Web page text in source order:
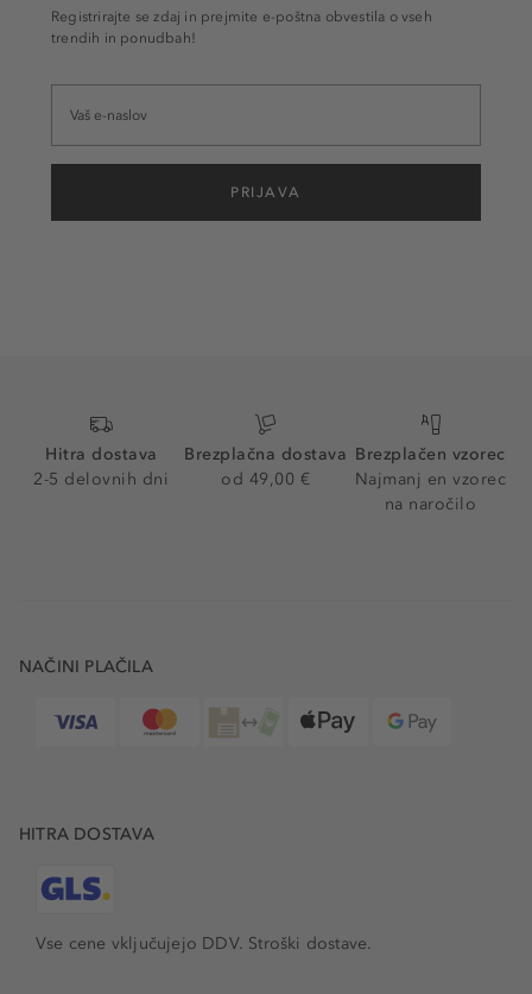
Registrirajte se zdaj in prejmite e-poštna obvestila o vseh
trendih in ponudbah!
PRIJAVA
Hitra dostava
2-5 delovnih dni
Brezplačna dostava
od 49,00 €
Brezplačen vzorec
Najmanj en vzorec
na naročilo
NAČINI PLAČILA
HITRA DOSTAVA
Vse cene vključujejo DDV. Stroški dostave.